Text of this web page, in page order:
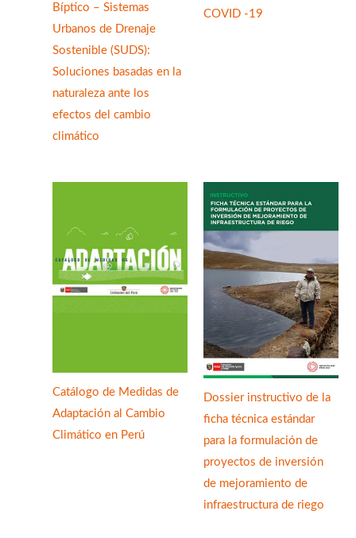
Bíptico – Sistemas
Urbanos de Drenaje
Sostenible (SUDS):
Soluciones basadas en la
naturaleza ante los
efectos del cambio
climático
COVID -19
Catálogo de Medidas de
Adaptación al Cambio
Climático en Perú
Dossier instructivo de la
ficha técnica estándar
para la formulación de
proyectos de inversión
de mejoramiento de
infraestructura de riego